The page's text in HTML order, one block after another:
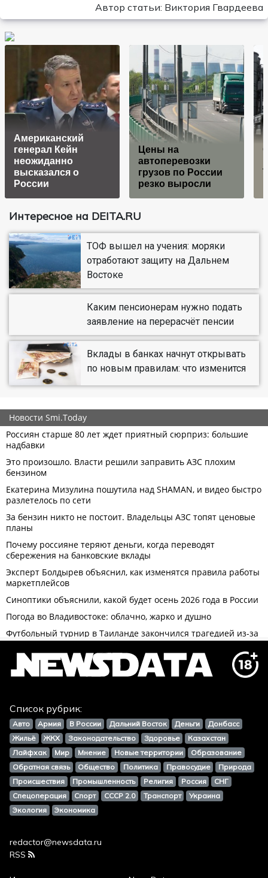
Автор статьи: Виктория Гвардеева
Американский
генерал Кейн
неожиданно
высказался о
России
Цены на
автоперевозки
грузов по России
резко выросли
Интересное на DEITA.RU
ТОФ вышел на учения: моряки
отработают защиту на Дальнем
Востоке
Каким пенсионерам нужно подать
заявление на перерасчёт пенсии
Вклады в банках начнут открывать
по новым правилам: что изменится
Список рубрик:
Авто Армия В России Дальний Восток Деньги
Донбасс
Жильё
ЖКХ Законодательство Здоровье
Казахстан
Лайфхак
Мир Мнение Новые территории
Образование
Обратная связь
Общество Политика Правосудие
Природа
Происшествия
Промышленность Религия Россия
СНГ
Спецоперация
Спорт СССР 2.0 Транспорт
Украина
Экология
Экономика
redactor@newsdata.ru
RSS